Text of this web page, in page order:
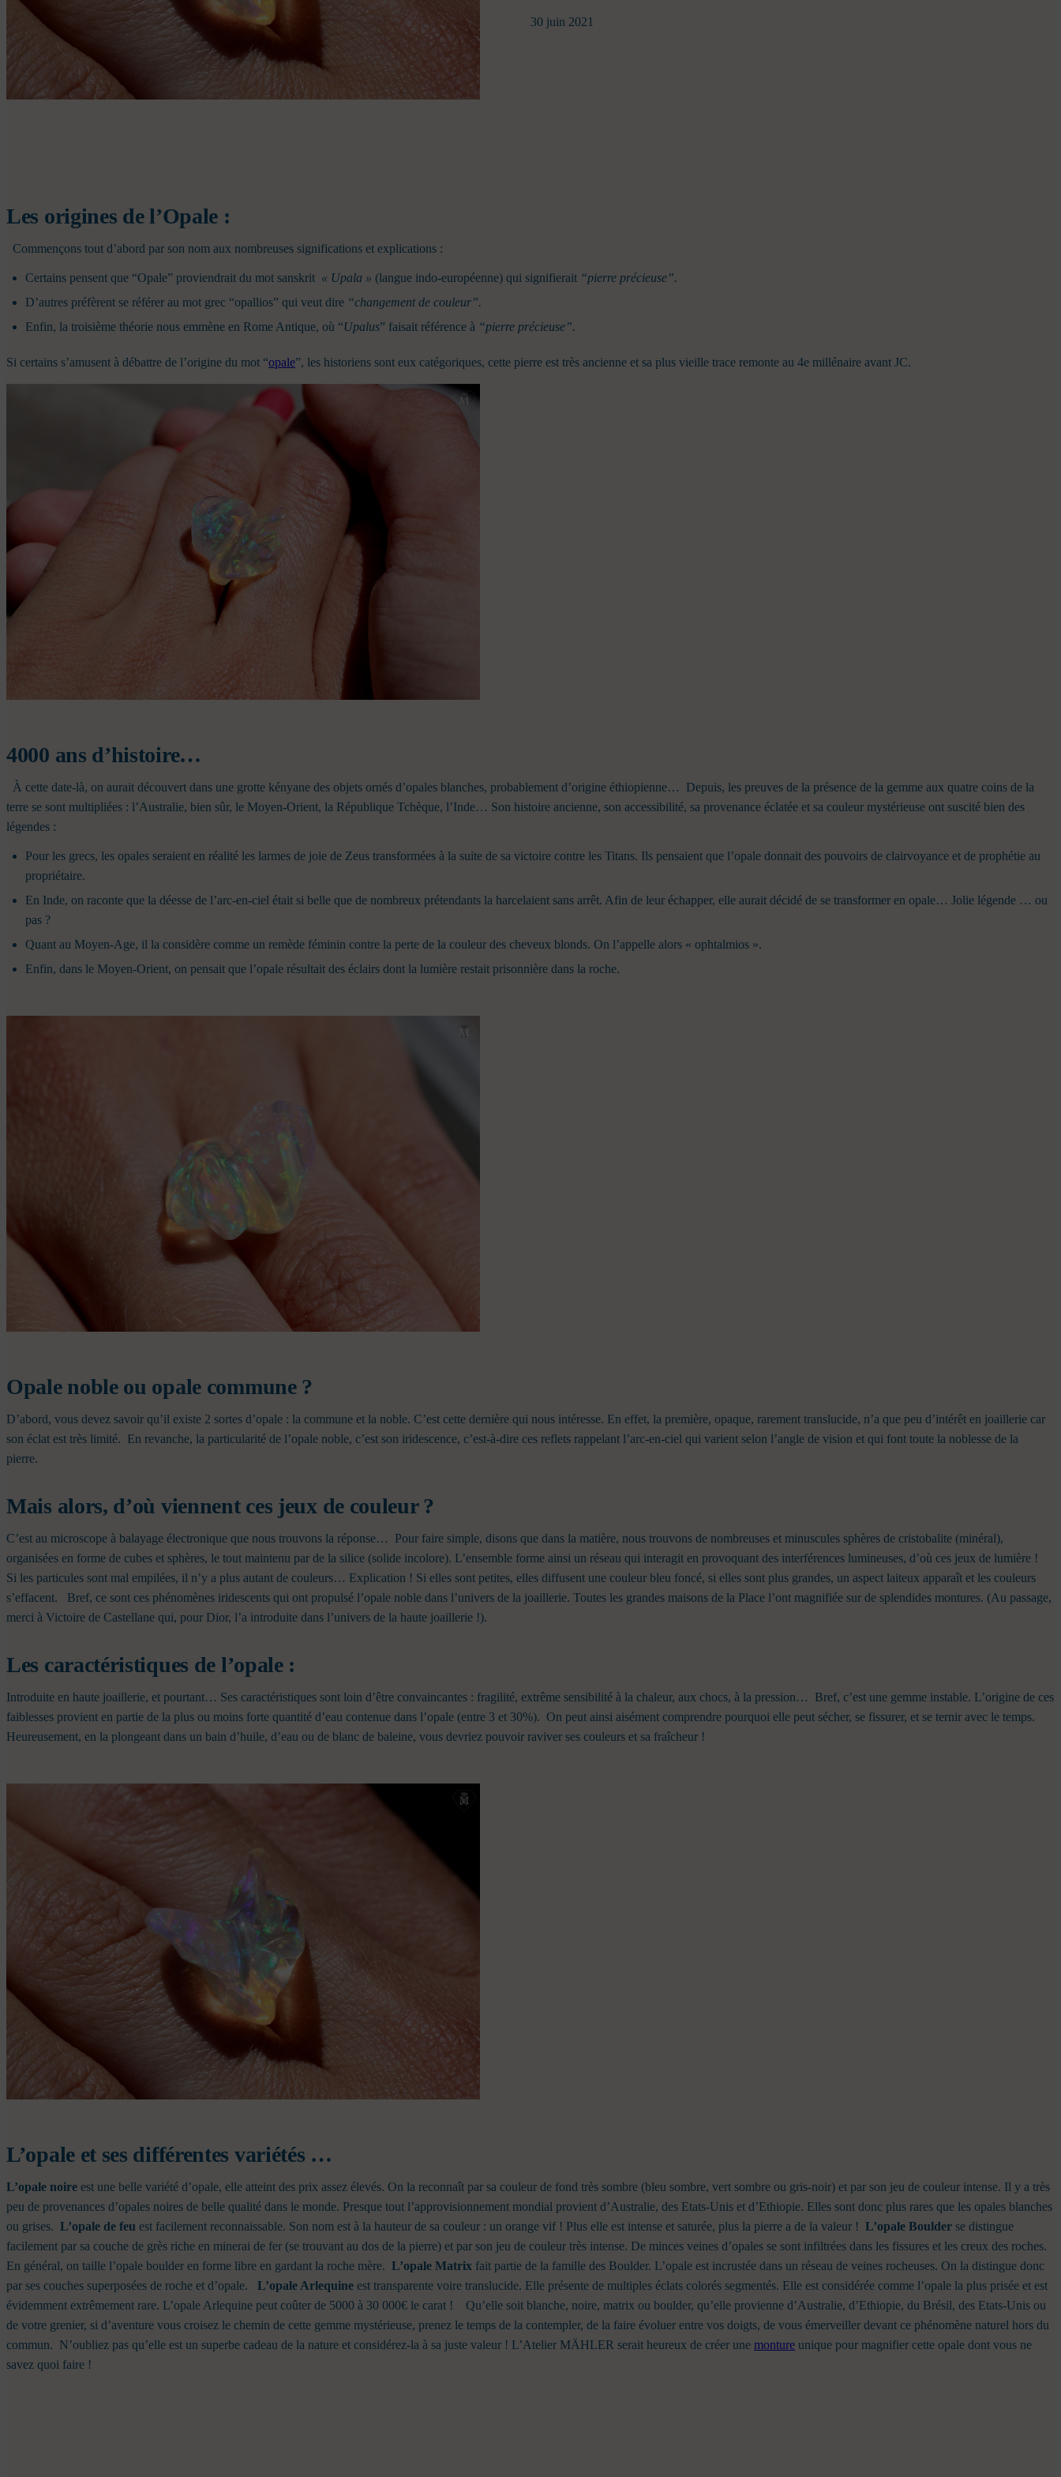
30 juin 2021
Les origines de l’Opale :
Commençons tout d’abord par son nom aux nombreuses significations et explications :
Certains pensent que “Opale” proviendrait du mot sanskrit « Upala » (langue indo-européenne) qui signifierait “pierre précieuse”.
D’autres préfèrent se référer au mot grec “opallios” qui veut dire “changement de couleur”.
Enfin, la troisième théorie nous emmène en Rome Antique, où “Upalus” faisait référence à “pierre précieuse”.
Si certains s’amusent à débattre de l’origine du mot “opale”, les historiens sont eux catégoriques, cette pierre est très ancienne et sa plus vieille trace remonte au 4e millénaire avant JC.
4000 ans d’histoire…
À cette date-là, on aurait découvert dans une grotte kényane des objets ornés d’opales blanches, probablement d’origine éthiopienne…
Depuis, les preuves de la présence de la gemme aux quatre coins de la
terre se sont multipliées : l’Australie, bien sûr, le Moyen-Orient, la République Tchèque, l’Inde… Son histoire ancienne, son accessibilité, sa provenance éclatée et sa couleur mystérieuse ont suscité bien des
légendes :
Pour les grecs, les opales seraient en réalité les larmes de joie de Zeus transformées à la suite de sa victoire contre les Titans. Ils pensaient que l’opale donnait des pouvoirs de clairvoyance et de prophétie au
propriétaire.
En Inde, on raconte que la déesse de l’arc-en-ciel était si belle que de nombreux prétendants la harcelaient sans arrêt. Afin de leur échapper, elle aurait décidé de se transformer en opale… Jolie légende … ou
pas ?
Quant au Moyen-Age, il la considère comme un remède féminin contre la perte de la couleur des cheveux blonds. On l’appelle alors « ophtalmios ».
Enfin, dans le Moyen-Orient, on pensait que l’opale résultait des éclairs dont la lumière restait prisonnière dans la roche.
Opale noble ou opale commune ?
D’abord, vous devez savoir qu’il existe 2 sortes d’opale : la commune et la noble. C’est cette dernière qui nous intéresse. En effet, la première, opaque, rarement translucide, n’a que peu d’intérêt en joaillerie car
son éclat est très limité. En revanche, la particularité de l’opale noble, c’est son iridescence, c’est-à-dire ces reflets rappelant l’arc-en-ciel qui varient selon l’angle de vision et qui font toute la noblesse de la
pierre.
Mais alors, d’où viennent ces jeux de couleur ?
C’est au microscope à balayage électronique que nous trouvons la réponse…
Pour faire simple, disons que dans la matière, nous trouvons de nombreuses et minuscules sphères de cristobalite (minéral),
organisées en forme de cubes et sphères, le tout maintenu par de la silice (solide incolore). L’ensemble forme ainsi un réseau qui interagit en provoquant des interférences lumineuses, d’où ces jeux de lumière !
Si les particules sont mal empilées, il n’y a plus autant de couleurs… Explication ! Si elles sont petites, elles diffusent une couleur bleu foncé, si elles sont plus grandes, un aspect laiteux apparaît et les couleurs
s’effacent.
Bref, ce sont ces phénomènes iridescents qui ont propulsé l’opale noble dans l’univers de la joaillerie. Toutes les grandes maisons de la Place l’ont magnifiée sur de splendides montures. (Au passage,
merci à Victoire de Castellane qui, pour Dior, l’a introduite dans l’univers de la haute joaillerie !).
Les caractéristiques de l’opale :
Introduite en haute joaillerie, et pourtant… Ses caractéristiques sont loin d’être convaincantes : fragilité, extrême sensibilité à la chaleur, aux chocs, à la pression…
Bref, c’est une gemme instable. L’origine de ces
faiblesses provient en partie de la plus ou moins forte quantité d’eau contenue dans l’opale (entre 3 et 30%). On peut ainsi aisément comprendre pourquoi elle peut sécher, se fissurer, et se ternir avec le temps.
Heureusement, en la plongeant dans un bain d’huile, d’eau ou de blanc de baleine, vous devriez pouvoir raviver ses couleurs et sa fraîcheur !
L’opale et ses différentes variétés …
L’opale noire est une belle variété d’opale, elle atteint des prix assez élevés. On la reconnaît par sa couleur de fond très sombre (bleu sombre, vert sombre ou gris-noir) et par son jeu de couleur intense. Il y a très
peu de provenances d’opales noires de belle qualité dans le monde. Presque tout l’approvisionnement mondial provient d’Australie, des Etats-Unis et d’Ethiopie. Elles sont donc plus rares que les opales blanches
ou grises. L’opale de feu est facilement reconnaissable. Son nom est à la hauteur de sa couleur : un orange vif ! Plus elle est intense et saturée, plus la pierre a de la valeur ! L’opale Boulder se distingue
facilement par sa couche de grès riche en minerai de fer (se trouvant au dos de la pierre) et par son jeu de couleur très intense. De minces veines d’opales se sont infiltrées dans les fissures et les creux des roches.
En général, on taille l’opale boulder en forme libre en gardant la roche mère. L’opale Matrix fait partie de la famille des Boulder. L’opale est incrustée dans un réseau de veines rocheuses. On la distingue donc
par ses couches superposées de roche et d’opale.
L’opale Arlequine est transparente voire translucide. Elle présente de multiples éclats colorés segmentés. Elle est considérée comme l’opale la plus prisée et est
évidemment extrêmement rare. L’opale Arlequine peut coûter de 5000 à 30 000€ le carat !
Qu’elle soit blanche, noire, matrix ou boulder, qu’elle provienne d’Australie, d’Ethiopie, du Brésil, des Etats-Unis ou
de votre grenier, si d’aventure vous croisez le chemin de cette gemme mystérieuse, prenez le temps de la contempler, de la faire évoluer entre vos doigts, de vous émerveiller devant ce phénomène naturel hors du
commun. N’oubliez pas qu’elle est un superbe cadeau de la nature et considérez-la à sa juste valeur ! L’Atelier MÄHLER serait heureux de créer une monture unique pour magnifier cette opale dont vous ne
savez quoi faire !